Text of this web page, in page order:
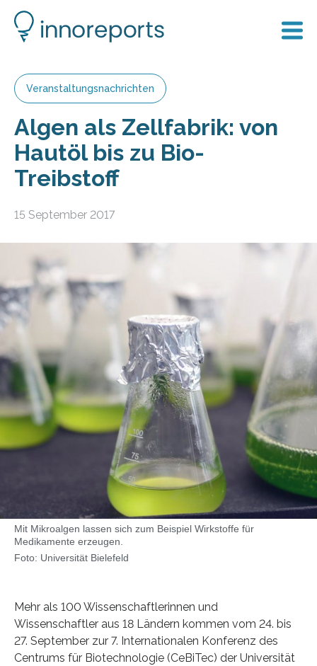
Veranstaltungsnachrichten
Algen als Zellfabrik: von
Hautöl bis zu Bio-
Treibstoff
15 September 2017
Mit Mikroalgen lassen sich zum Beispiel Wirkstoffe für
Medikamente erzeugen.
Foto: Universität Bielefeld
Mehr als 100 Wissenschaftlerinnen und
Wissenschaftler aus 18 Ländern kommen vom 24. bis
27. September zur 7. Internationalen Konferenz des
Centrums für Biotechnologie (CeBiTec) der Universität